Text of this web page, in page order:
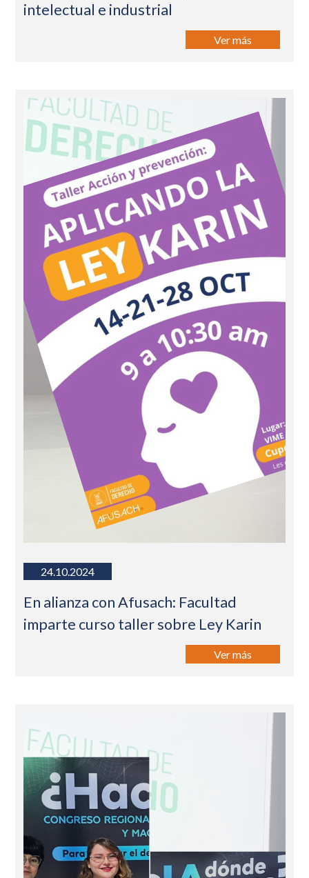
intelectual e industrial
Ver más
24.10.2024
En alianza con Afusach: Facultad
imparte curso taller sobre Ley Karin
Ver más